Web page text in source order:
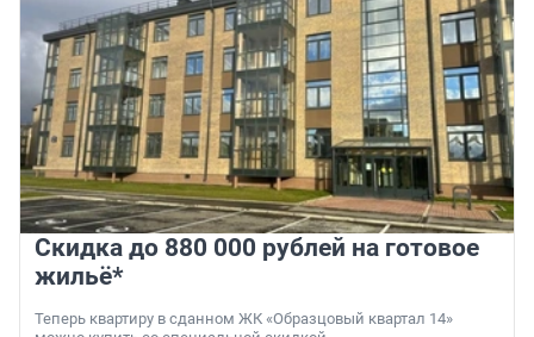
Скидка до 880 000 рублей на готовое
жильё*
Теперь квартиру в сданном ЖК «Образцовый квартал 14»